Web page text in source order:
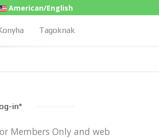
American/English
Tagoknak
in*
Members Only and web